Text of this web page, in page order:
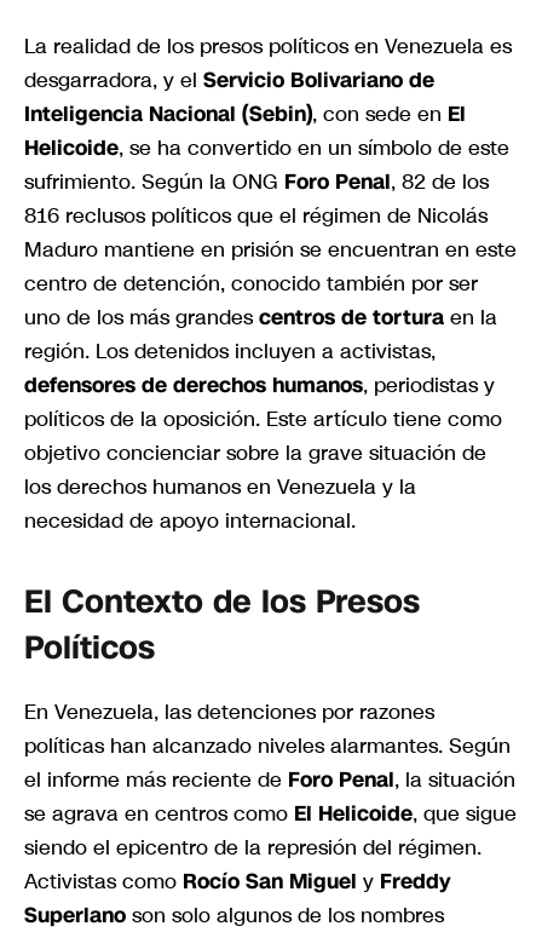
La realidad de los presos políticos en Venezuela es
desgarradora, y el Servicio Bolivariano de
Inteligencia Nacional (Sebin), con sede en El
Helicoide, se ha convertido en un símbolo de este
sufrimiento. Según la ONG Foro Penal, 82 de los
816 reclusos políticos que el régimen de Nicolás
Maduro mantiene en prisión se encuentran en este
centro de detención, conocido también por ser
uno de los más grandescentros de tortura en la
región. Los detenidos incluyen a activistas,
defensores de derechos humanos, periodistas y
políticos de la oposición. Este artículo tiene como
objetivo concienciar sobre la grave situación de
los derechos humanos en Venezuela y la
necesidad de apoyo internacional.
El Contexto de los Presos
Políticos
En Venezuela, las detenciones por razones
políticas han alcanzado niveles alarmantes. Según
el informe más reciente de Foro Penal, la situación
se agrava en centros como El Helicoide, que sigue
siendo el epicentro de la represión del régimen.
Activistas como Rocío San Miguel y Freddy
Superlano son solo algunos de los nombres